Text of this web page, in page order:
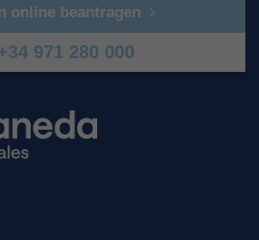
online beantragen
971 280 000